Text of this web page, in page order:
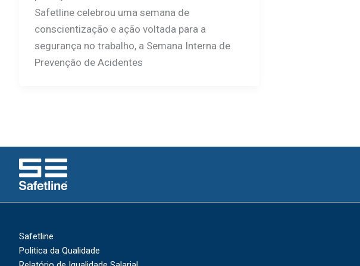
Safetline celebrou uma semana de
conscientização e ação voltada para a
segurança no trabalho, a Semana Interna de
Prevenção de Acidentes
Safetline
Politica da Qualidade